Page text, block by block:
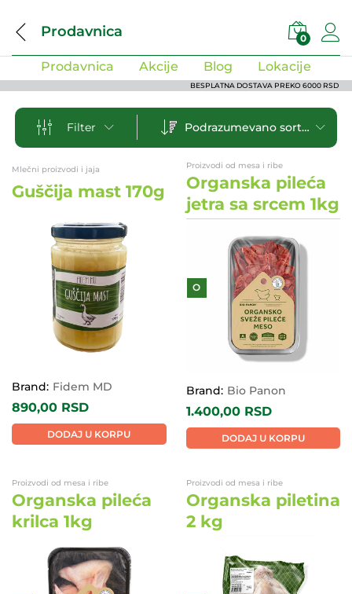
Prodavnica 0
Prodavnica Akcije Blog Lokacije
BESPLATNA DOSTAVA PREKO 6000 RSD
Filter Podrazumevano sortiranje
Mlečni proizvodi i jaja
Guščija mast 170g
Brand: Fidem MD
890,00 RSD
DODAJ U KORPU
Proizvodi od mesa i ribe
Organska pileća
jetra sa srcem 1kg
O
Brand: Bio Panon
1.400,00 RSD
DODAJ U KORPU
Proizvodi od mesa i ribe
Organska pileća
krilca 1kg
Proizvodi od mesa i ribe
Organska piletina
2 kg